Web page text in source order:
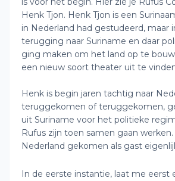
Henk Tjon. Henk Tjon is een
in Nederland had gestudeerd, maar
terugging naar Suriname en daar
ging maken om het land op te
een nieuw soort theater uit te
Henk is begin jaren tachtig naar
teruggekomen of teruggekomen,
uit Suriname voor het politieke
Rufus zijn toen samen gaan
Nederland gekomen als gast
In de eerste instantie, laat me eerst